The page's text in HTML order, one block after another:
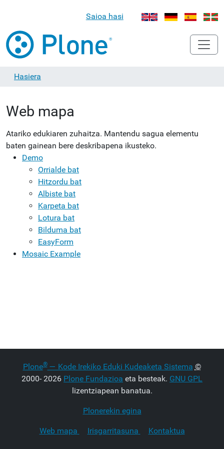
Saioa hasi
Hasiera
Web mapa
Atariko edukiaren zuhaitza. Mantendu sagua elementu
baten gainean bere deskribapena ikusteko.
Demo
Orrialde bat
Hitzordu bat
Albiste bat
Karpeta bat
Lotura bat
Bilduma bat
EasyForm
Mosaic Example
Plone®— Kode Irekiko Eduki Kudeaketa Sistema ©
2000- 2026 Plone Fundazioa eta besteak. GNU GPL
lizentziapean banatua.
Plonerekin egina
Web mapa Irisgarritasuna Kontaktua